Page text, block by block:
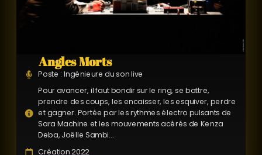
Angles Morts
Poste : Ingénieure du son live
Pour avancer, il faut bondir sur le ring, se battre,
prendre des coups, les encaisser, les esquiver, perdre
et gagner. Portée par les rythmes électro pulsants de
Sara Machine et les mouvements acérés de Kenza
Deba, Joëlle Sambi...
Création 2022